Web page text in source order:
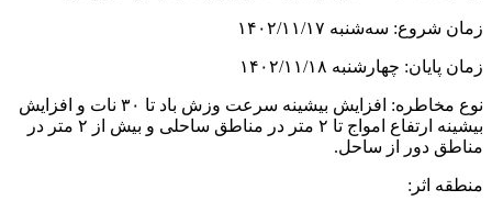
زمان شروع: سه‌شنبه ۱۴۰۲/۱۱/۱۷
زمان پایان: چهارشنبه ۱۴۰۲/۱۱/۱۸
نوع مخاطره: افزایش بیشینه سرعت وزش باد تا ۳۰ نات و افزایش
بیشینه ارتفاع امواج تا ۲ متر در مناطق ساحلی و بیش از ۲ متر در
مناطق دور از ساحل.
منطقه اثر: